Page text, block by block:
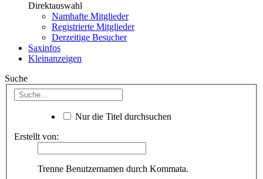
Direktauswahl
Namhafte Mitglieder
Registrierte Mitglieder
Derzeitige Besucher
Saxinfos
Kleinanzeigen
Suche
Nur die Titel durchsuchen
Erstellt von:
Trenne Benutzernamen durch Kommata.